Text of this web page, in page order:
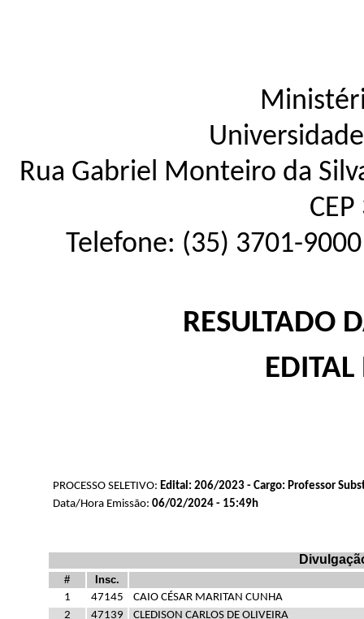
Rua Gabriel Monteiro da
Telefone: (35) 3701-
RESULTADO
PROCESSO SELETIVO: Edital: 206/2023 - Cargo: Professor
Data/Hora Emissão: 06/02/2024 - 15:49h
#
Insc.
1
47145
CAIO CÉSAR MARITAN CUNHA
2
47139
CLEDISON CARLOS DE OLIVEIRA